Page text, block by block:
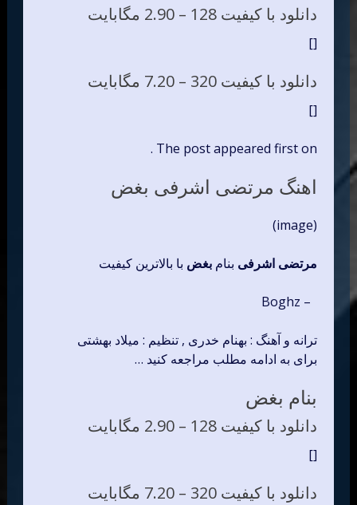
دانلود با کیفیت 128 – 2.90 مگابایت
[]
دانلود با کیفیت 320 – 7.20 مگابایت
[]
The post appeared first on .
اهنگ مرتضی اشرفی بغض
(image)
مرتضی اشرفی بنام بغض با بالاترین کیفیت
– Boghz
ترانه و آهنگ : بهنام خدری , تنظیم : میلاد بهشتی
برای به ادامه مطلب مراجعه کنید …
بنام بغض
دانلود با کیفیت 128 – 2.90 مگابایت
[]
دانلود با کیفیت 320 – 7.20 مگابایت